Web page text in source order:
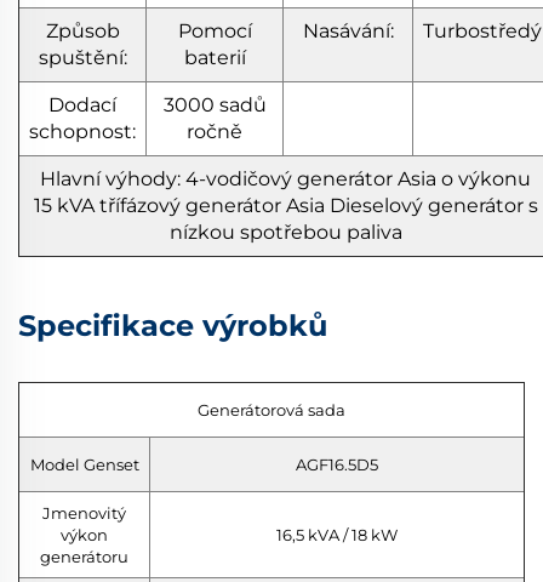
Způsob
spuštění:
Pomocí
baterií
Nasávání: Turbostředý
Dodací
schopnost:
3000 sadů
ročně
Hlavní výhody: 4-vodičový generátor Asia o výkonu
15 kVA třífázový generátor Asia Dieselový generátor s
nízkou spotřebou paliva
Specifikace výrobků
Generátorová sada
Model Genset AGF16.5D5
Jmenovitý
výkon
generátoru
16,5 kVA / 18 kW